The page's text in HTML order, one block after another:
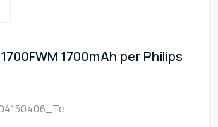
1700mAh per Philips